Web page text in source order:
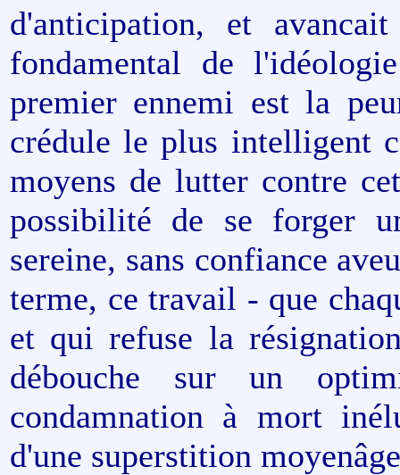
d'anticipation, et
fondamental de
premier ennemi est la
crédule le plus intelligent
moyens de lutter contre
possibilité de se forger
sereine, sans confiance
terme, ce travail - que
et qui refuse la
débouche sur un
condamnation à mort
d'une superstition